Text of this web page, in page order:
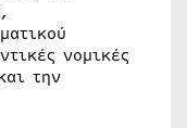
νομικές
την